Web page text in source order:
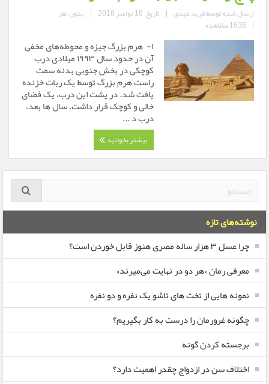
ارسال شده توسطفرید عبدی | تاریخ: 18 نوامبر 2018 | بدون نظر
| 1635 مشاهده
۱- هرم بزرگ جیزه و محوطه‌های مخفی
آن در حدود سال ۱۹۹۳ میلادی درب
کوچکی در بخش جنوبی بدنه سمت
راست هرم بزرگ توسط یک ربات خزنده
یافت شد. در پشت این درب، یک فضای
خالی و کوچک قرار داشت. سال ها بعد،
درب د ...
بیشتر بخوانید
نوشته‌های تازه
چرا عسل ۳ هزار ساله‌ مصری هنوز قابل خوردن است؟
معرفی رمان «هر دو در نهایت می‌میرند»
نمونه هایی از تخت های تاشو یک نفره و دو نفره
چگونه غرورمان را درست به کار بگیریم؟
برجسته کردن گونه
اختلاف سن در ازدواج چقدر اهمیت دارد؟